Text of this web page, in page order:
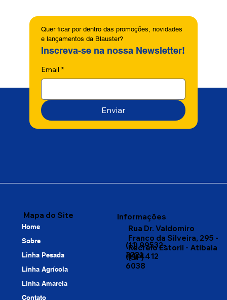
Quer ficar por dentro das promoções, novidades
e lançamentos da Blauster?
Inscreva-se na nossa Newsletter!
Email *
Enviar
Informações
Rua Dr. Valdomiro
Franco da Silveira, 295 -
Recreio Estoril - Atibaia
(SP)
(11) 99532-
2221
(11) 4412
6038
Mapa do Site
Home
Sobre
Linha Pesada
Linha Agrícola
Linha Amarela
Contato